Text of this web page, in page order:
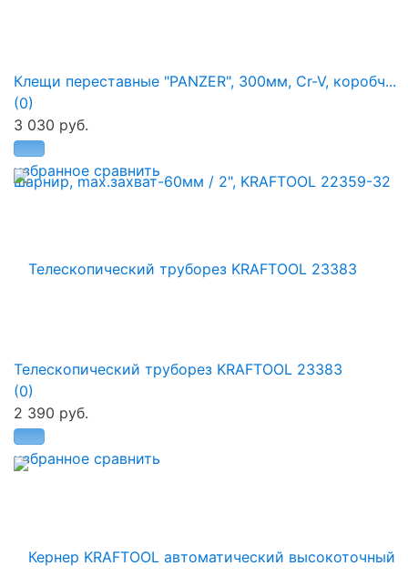
избранное сравнить
Клещи переставные "PANZER", 300мм, Cr-V, коробч...
(0)
3 030 руб.
избранное сравнить
Телескопический труборез KRAFTOOL 23383
(0)
2 390 руб.